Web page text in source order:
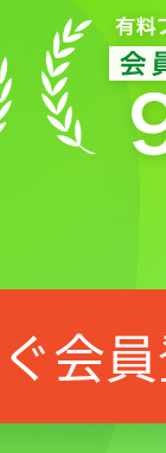
会